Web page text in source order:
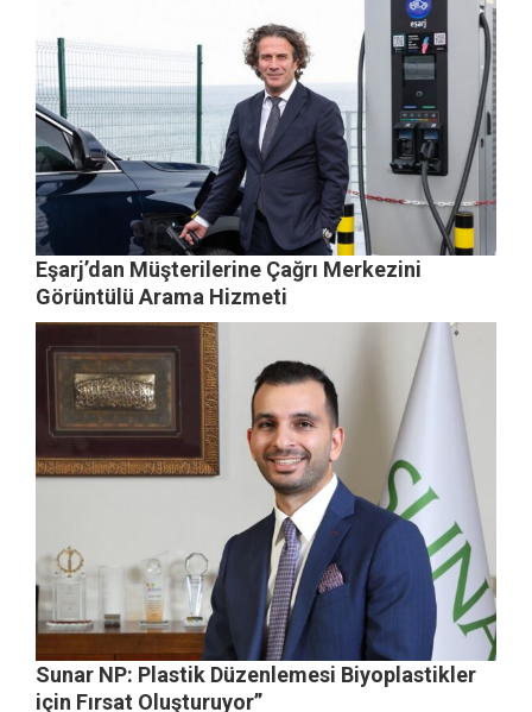
Eşarj’dan Müşterilerine Çağrı Merkezini
Görüntülü Arama Hizmeti
Sunar NP: Plastik Düzenlemesi Biyoplastikler
için Fırsat Oluşturuyor”